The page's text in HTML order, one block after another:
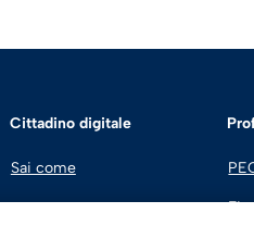
Cittadino digitale
Sai come